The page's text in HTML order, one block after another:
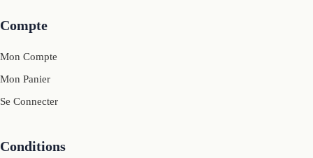
Compte
Mon Compte
Mon Panier
Se Connecter
Conditions